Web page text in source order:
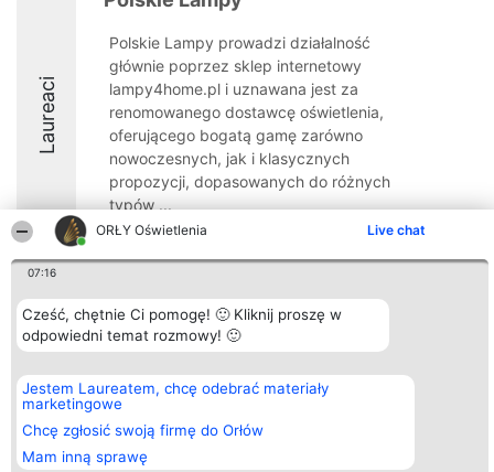
ORŁY Oświetlenia Live chat
07:16
Cześć, chętnie Ci pomogę! 🙂 Kliknij proszę w
odpowiedni temat rozmowy! 🙂
Jestem Laureatem, chcę odebrać materiały
marketingowe
Chcę zgłosić swoją firmę do Orłów
Mam inną sprawę
Laureaci
Polskie Lampy prowadzi działalność
głównie poprzez sklep internetowy
lampy4home.pl i uznawana jest za
renomowanego dostawcę oświetlenia,
oferującego bogatą gamę zarówno
nowoczesnych, jak i klasycznych
propozycji, dopasowanych do różnych
typów ...
Organizator plebiscytu
Bright Side Solutions sp. z o.
o. sp. k.
ul. Ruska 22
Wrocław 50-079
KRS 0000749100 | Regon
381313360 | NIP 8943132676
+48 508 492 400
Plebiscyt
Laureaci
Lista
wszystkich
Laureatów
Regulamin
Polityka
Kontakt